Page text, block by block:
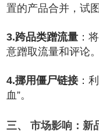
置的产品合并，试
3.跨品类蹭流量 ：
意蹭取流量和评论。
4.挪用僵尸链接：
血”。
三、 市场影响：新